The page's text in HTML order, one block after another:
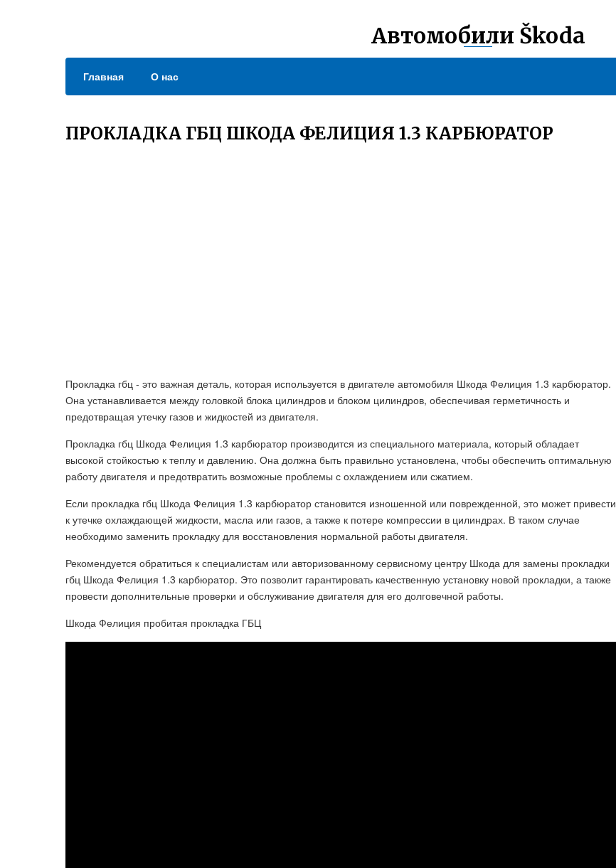
Автомобили Škoda
Главная О нас
ПРОКЛАДКА ГБЦ ШКОДА ФЕЛИЦИЯ 1.3 КАРБЮРАТОР
Прокладка гбц - это важная деталь, которая используется в двигателе автомобиля Шкода Фелиция 1.3 карбюратор.
Она устанавливается между головкой блока цилиндров и блоком цилиндров, обеспечивая герметичность и
предотвращая утечку газов и жидкостей из двигателя.
Прокладка гбц Шкода Фелиция 1.3 карбюратор производится из специального материала, который обладает
высокой стойкостью к теплу и давлению. Она должна быть правильно установлена, чтобы обеспечить оптимальную
работу двигателя и предотвратить возможные проблемы с охлаждением или сжатием.
Если прокладка гбц Шкода Фелиция 1.3 карбюратор становится изношенной или поврежденной, это может привести
к утечке охлаждающей жидкости, масла или газов, а также к потере компрессии в цилиндрах. В таком случае
необходимо заменить прокладку для восстановления нормальной работы двигателя.
Рекомендуется обратиться к специалистам или авторизованному сервисному центру Шкода для замены прокладки
гбц Шкода Фелиция 1.3 карбюратор. Это позволит гарантировать качественную установку новой прокладки, а также
провести дополнительные проверки и обслуживание двигателя для его долговечной работы.
Шкода Фелиция пробитая прокладка ГБЦ